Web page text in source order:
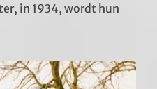
in 1934, wordt hun